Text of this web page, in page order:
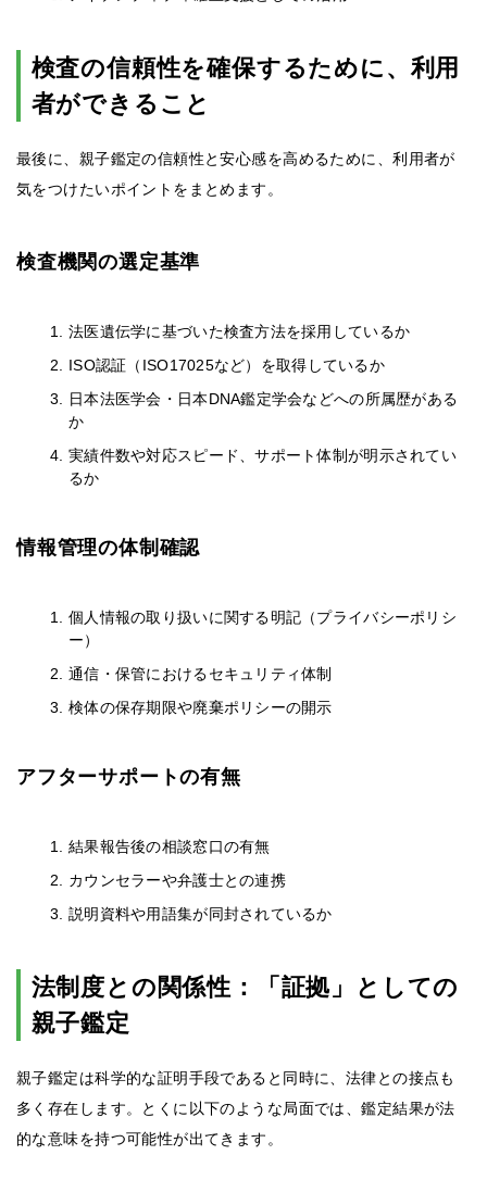
検査の信頼性を確保するために、利用
者ができること
最後に、親子鑑定の信頼性と安心感を高めるために、利用者が
気をつけたいポイントをまとめます。
検査機関の選定基準
法医遺伝学に基づいた検査方法を採用しているか
ISO認証（ISO17025など）を取得しているか
日本法医学会・日本DNA鑑定学会などへの所属歴がある
か
実績件数や対応スピード、サポート体制が明示されてい
るか
情報管理の体制確認
個人情報の取り扱いに関する明記（プライバシーポリシ
ー）
通信・保管におけるセキュリティ体制
検体の保存期限や廃棄ポリシーの開示
アフターサポートの有無
結果報告後の相談窓口の有無
カウンセラーや弁護士との連携
説明資料や用語集が同封されているか
法制度との関係性：「証拠」としての
親子鑑定
親子鑑定は科学的な証明手段であると同時に、法律との接点も
多く存在します。とくに以下のような局面では、鑑定結果が法
的な意味を持つ可能性が出てきます。